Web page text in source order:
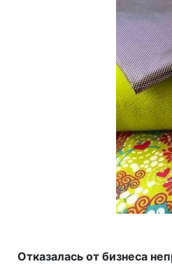
Отказалась от бизнеса